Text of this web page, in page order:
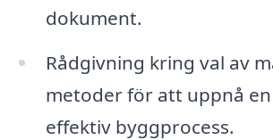
dokument.
Rådgivning kring val av
metoder för att uppnå
effektiv byggprocess.